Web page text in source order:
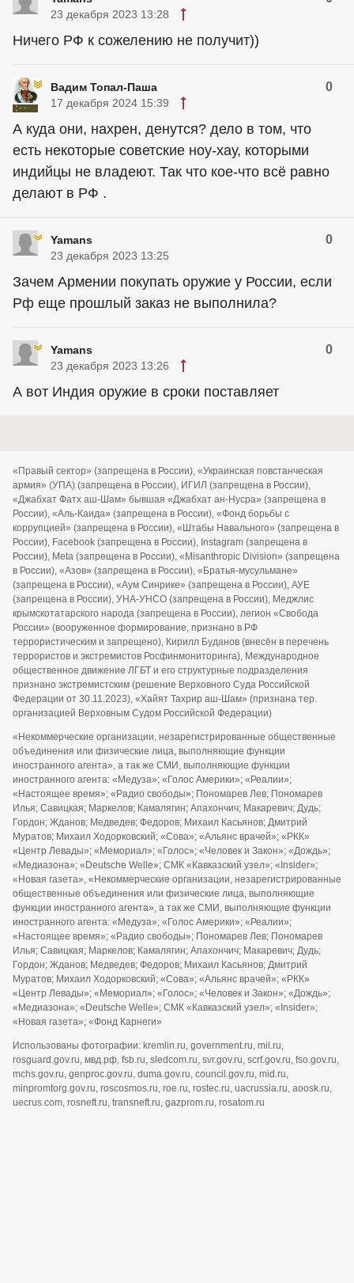
23 декабря 2023 13:28
Ничего РФ к сожелению не получит))
Вадим Топал-Паша 0
17 декабря 2024 15:39
А куда они, нахрен, денутся? дело в том, что
есть некоторые советские ноу-хау, которыми
индийцы не владеют. Так что кое-что всё равно
делают в РФ .
Yamans 0
23 декабря 2023 13:25
Зачем Армении покупать оружие у России, если
Рф еще прошлый заказ не выполнила?
Yamans 0
23 декабря 2023 13:26
А вот Индия оружие в сроки поставляет
«Правый сектор» (запрещена в России), «Украинская повстанческая
армия» (УПА) (запрещена в России), ИГИЛ (запрещена в России),
«Джабхат Фатх аш-Шам» бывшая «Джабхат ан-Нусра» (запрещена в
России), «Аль-Каида» (запрещена в России), «Фонд борьбы с
коррупцией» (запрещена в России), «Штабы Навального» (запрещена в
России), Facebook (запрещена в России), Instagram (запрещена в
России), Meta (запрещена в России), «Misanthropic Division» (запрещена
в России), «Азов» (запрещена в России), «Братья-мусульмане»
(запрещена в России), «Аум Синрике» (запрещена в России), АУЕ
(запрещена в России), УНА-УНСО (запрещена в России), Меджлис
крымскотатарского народа (запрещена в России), легион «Свобода
России» (вооруженное формирование, признано в РФ
террористическим и запрещено), Кирилл Буданов (внесён в перечень
террористов и экстремистов Росфинмониторинга), Международное
общественное движение ЛГБТ и его структурные подразделения
признано экстремистским (решение Верховного Суда Российской
Федерации от 30.11.2023), «Хайят Тахрир аш-Шам» (признана тер.
организацией Верховным Судом Российской Федерации)
«Некоммерческие организации, незарегистрированные общественные
объединения или физические лица, выполняющие функции
иностранного агента», а так же СМИ, выполняющие функции
иностранного агента: «Медуза»; «Голос Америки»; «Реалии»;
«Настоящее время»; «Радио свободы»; Пономарев Лев; Пономарев
Илья; Савицкая; Маркелов; Камалягин; Апахончич; Макаревич; Дудь;
Гордон; Жданов; Медведев; Федоров; Михаил Касьянов; Дмитрий
Муратов; Михаил Ходорковский; «Сова»; «Альянс врачей»; «РКК»
«Центр Левады»; «Мемориал»; «Голос»; «Человек и Закон»; «Дождь»;
«Медиазона»; «Deutsche Welle»; СМК «Кавказский узел»; «Insider»;
«Новая газета», «Некоммерческие организации, незарегистрированные
общественные объединения или физические лица, выполняющие
функции иностранного агента», а так же СМИ, выполняющие функции
иностранного агента: «Медуза»; «Голос Америки»; «Реалии»;
«Настоящее время»; «Радио свободы»; Пономарев Лев; Пономарев
Илья; Савицкая; Маркелов; Камалягин; Апахончич; Макаревич; Дудь;
Гордон; Жданов; Медведев; Федоров; Михаил Касьянов; Дмитрий
Муратов; Михаил Ходорковский; «Сова»; «Альянс врачей»; «РКК»
«Центр Левады»; «Мемориал»; «Голос»; «Человек и Закон»; «Дождь»;
«Медиазона»; «Deutsche Welle»; СМК «Кавказский узел»; «Insider»;
«Новая газета»; «Фонд Карнеги»
Использованы фотографии: kremlin.ru, government.ru, mil.ru,
rosguard.gov.ru, мвд.рф, fsb.ru, sledcom.ru, svr.gov.ru, scrf.gov.ru, fso.gov.ru,
mchs.gov.ru, genproc.gov.ru, duma.gov.ru, council.gov.ru, mid.ru,
minpromtorg.gov.ru, roscosmos.ru, roe.ru, rostec.ru, uacrussia.ru, aoosk.ru,
uecrus.com, rosneft.ru, transneft.ru, gazprom.ru, rosatom.ru